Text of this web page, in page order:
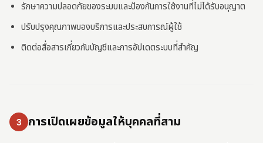
รักษาความปลอดภัยของระบบและป้องกันการใช้งานที่ไม่ได้รับอนุญาต
ปรับปรุงคุณภาพของบริการและประสบการณ์ผู้ใช้
ติดต่อสื่อสารเกี่ยวกับบัญชีและการอัปเดตระบบที่สำคัญ
3 การเปิดเผยข้อมูลให้บุคคลที่สาม